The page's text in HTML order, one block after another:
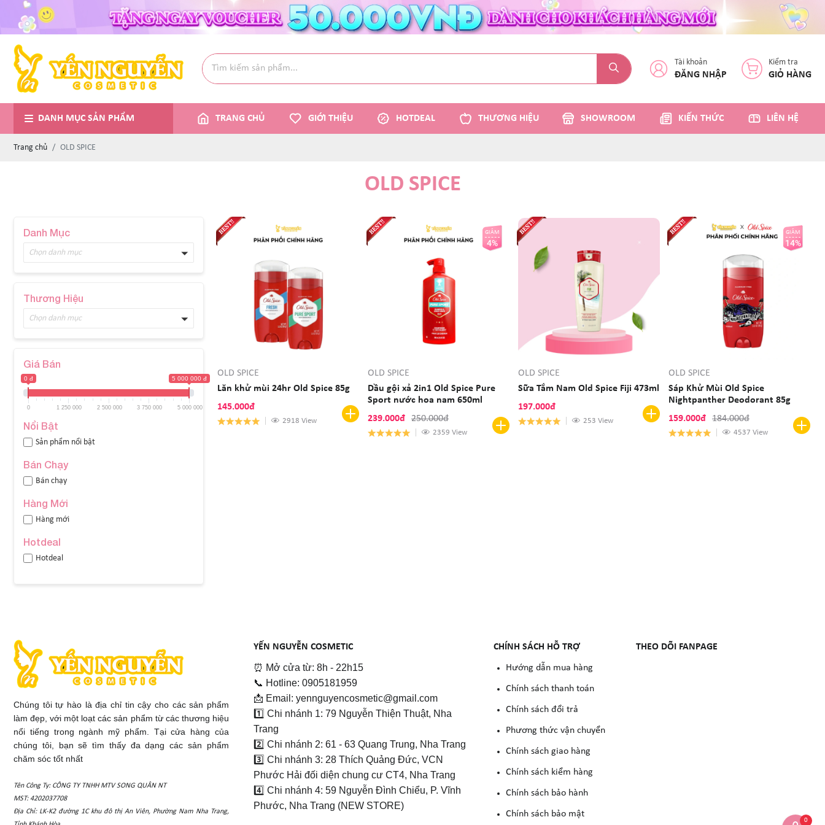
Tài khoản
ĐĂNG NHẬP
Kiểm tra
GIỎ HÀNG
DANH MỤC SẢN PHẨM TRANG CHỦ GIỚI THIỆU HOTDEAL THƯƠNG HIỆU SHOWROOM KIẾN THỨC LIÊN HỆ
Trang chủ OLD SPICE
OLD SPICE
Danh Mục
Chọn danh mục
Thương Hiệu
Chọn danh mục
Giá Bán
0 đ 5 000 000 đ
0 1 250 000 2 500 000 3 750 000 5 000 000
Nổi Bật
Sản phẩm nổi bật
Bán Chạy
Bán chạy
Hàng Mới
Hàng mới
Hotdeal
Hotdeal
OLD SPICE
Lăn khử mùi 24hr Old Spice 85g
145.000đ
2918 View
GIẢM
4%
OLD SPICE
Dầu gội xả 2in1 Old Spice Pure
Sport nước hoa nam 650ml
239.000đ
250.000đ
2359 View
OLD SPICE
Sữa Tắm Nam Old Spice Fiji 473ml
197.000đ
253 View
GIẢM
14%
OLD SPICE
Sáp Khử Mùi Old Spice
Nightpanther Deodorant 85g
159.000đ
184.000đ
4537 View
Chúng tôi tự hào là địa chỉ tin cậy cho các sản phẩm
làm đẹp, với một loạt các sản phẩm từ các thương hiệu
nổi tiếng trong ngành mỹ phẩm. Tại cửa hàng của
chúng tôi, bạn sẽ tìm thấy đa dạng các sản phẩm
chăm sóc tốt nhất
Tên Công Ty: CÔNG TY TNHH MTV SONG QUÂN NT
MST: 4202037708
Địa Chỉ: LK-K2 đường 1C khu đô thị An Viên, Phường Nam Nha Trang,
YẾN NGUYỄN COSMETIC
⏰ Mở cửa từ: 8h - 22h15
📞 Hotline: 0905181959
📩 Email: yennguyencosmetic@gmail.com
1️⃣ Chi nhánh 1: 79 Nguyễn Thiện Thuật, Nha
Trang
2️⃣ Chi nhánh 2: 61 - 63 Quang Trung, Nha Trang
3️⃣ Chi nhánh 3: 28 Thích Quảng Đức, VCN
Phước Hải đối diện chung cư CT4, Nha Trang
4️⃣ Chi nhánh 4: 59 Nguyễn Đình Chiểu, P. Vĩnh
Phước, Nha Trang (NEW STORE)
CHÍNH SÁCH HỖ TRỢ
Hướng dẫn mua hàng
Chính sách thanh toán
Chính sách đổi trả
Phương thức vận chuyển
Chính sách giao hàng
Chính sách kiểm hàng
Chính sách bảo hành
Chính sách bảo mật
THEO DÕI FANPAGE
0